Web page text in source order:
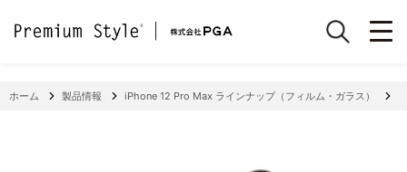
ホーム 製品情報 iPhone 12 Pro Max ラインナップ（フィルム・ガラス）